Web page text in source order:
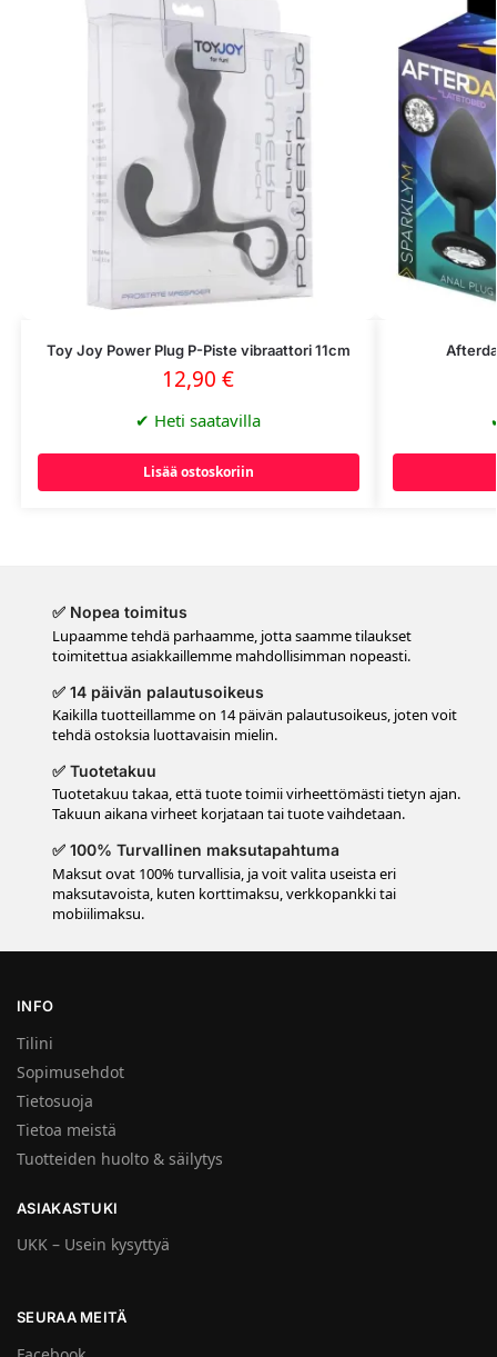
Toy Joy Power Plug P-Piste vibraattori 11cm
12,90€
✔ Heti saatavilla
Lisää ostoskoriin
✅ Nopea toimitus
Lupaamme tehdä parhaamme, jotta saamme tilaukset
toimitettua asiakkaillemme mahdollisimman nopeasti.
✅ 14 päivän palautusoikeus
Kaikilla tuotteillamme on 14 päivän palautusoikeus, joten voit
tehdä ostoksia luottavaisin mielin.
✅ Tuotetakuu
Tuotetakuu takaa, että tuote toimii virheettömästi tietyn ajan.
Takuun aikana virheet korjataan tai tuote vaihdetaan.
✅ 100% Turvallinen maksutapahtuma
Maksut ovat 100% turvallisia, ja voit valita useista eri
maksutavoista, kuten korttimaksu, verkkopankki tai
mobiilimaksu.
INFO
Tilini
Sopimusehdot
Tietosuoja
Tietoa meistä
Tuotteiden huolto & säilytys
ASIAKASTUKI
UKK – Usein kysyttyä
SEURAA MEITÄ